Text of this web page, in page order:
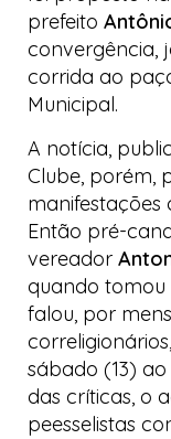
prefeito
convergência,
corrida ao
Municipal.
A notícia,
Clube, porém,
manifestações
Então pré-
vereador
quando
falou, por
sábado (13)
das críticas, o
peesselistas